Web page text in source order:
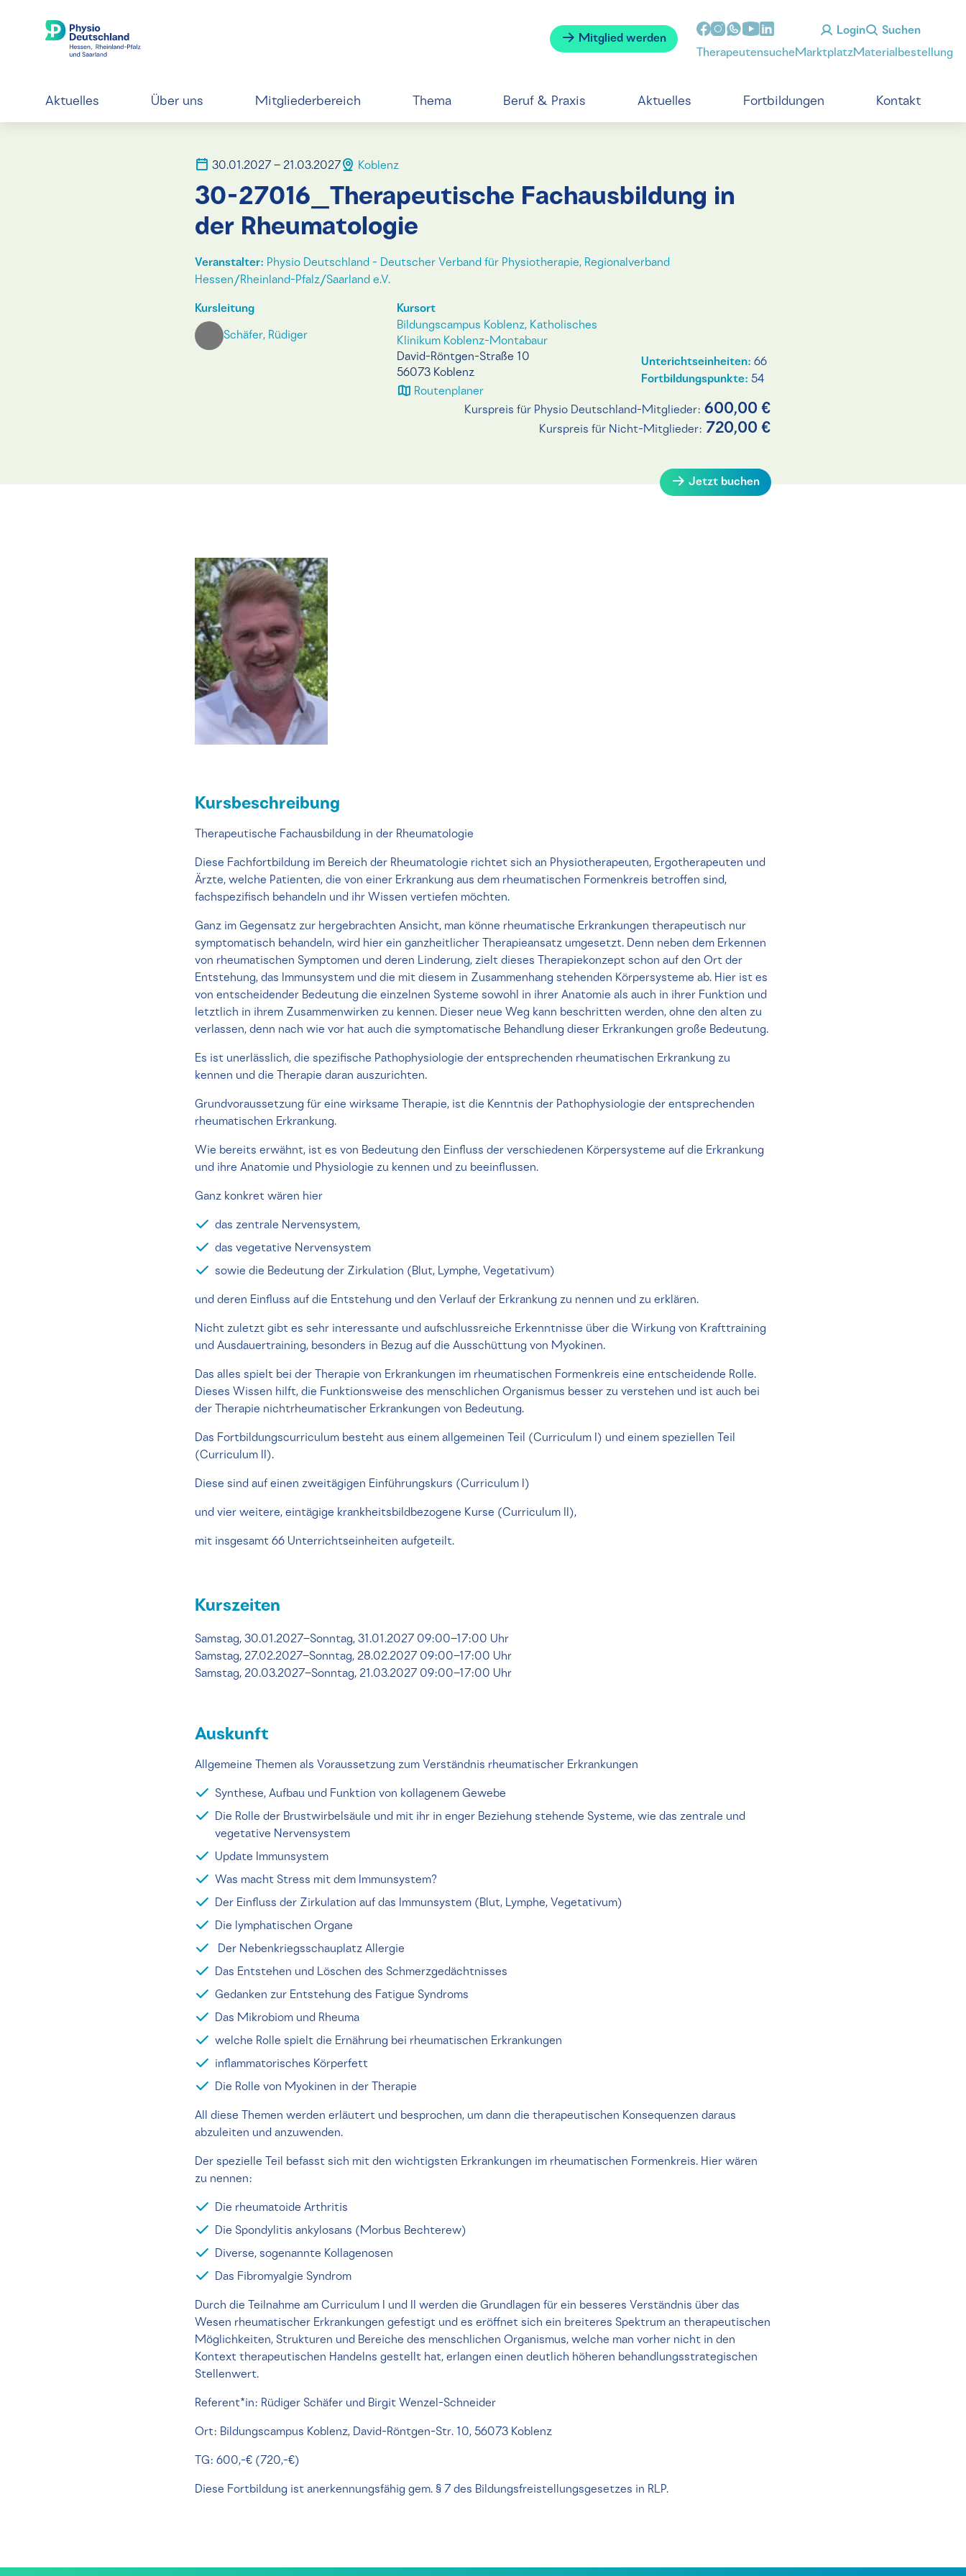
Mitglied werden
Login Suchen
Therapeutensuche Marktplatz Materialbestellung
Aktuelles Über uns Mitgliederbereich Thema Beruf & Praxis Aktuelles Fortbildungen Kontakt
30.01.2027 – 21.03.2027 Koblenz
30-27016_Therapeutische Fachausbildung in
der Rheumatologie
Veranstalter: Physio Deutschland - Deutscher Verband für Physiotherapie, Regionalverband
Hessen/Rheinland-Pfalz/Saarland e.V.
Kursleitung
Schäfer, Rüdiger
Kursort
Bildungscampus Koblenz, Katholisches
Klinikum Koblenz-Montabaur
David-Röntgen-Straße 10
56073 Koblenz
Routenplaner
Unterichtseinheiten: 66
Fortbildungspunkte: 54
Kurspreis für Physio Deutschland-Mitglieder: 600,00 €
Kurspreis für Nicht-Mitglieder: 720,00 €
Jetzt buchen
Kursbeschreibung
Therapeutische Fachausbildung in der Rheumatologie
Diese Fachfortbildung im Bereich der Rheumatologie richtet sich an Physiotherapeuten, Ergotherapeuten und
Ärzte, welche Patienten, die von einer Erkrankung aus dem rheumatischen Formenkreis betroffen sind,
fachspezifisch behandeln und ihr Wissen vertiefen möchten.
Ganz im Gegensatz zur hergebrachten Ansicht, man könne rheumatische Erkrankungen therapeutisch nur
symptomatisch behandeln, wird hier ein ganzheitlicher Therapieansatz umgesetzt. Denn neben dem Erkennen
von rheumatischen Symptomen und deren Linderung, zielt dieses Therapiekonzept schon auf den Ort der
Entstehung, das Immunsystem und die mit diesem in Zusammenhang stehenden Körpersysteme ab. Hier ist es
von entscheidender Bedeutung die einzelnen Systeme sowohl in ihrer Anatomie als auch in ihrer Funktion und
letztlich in ihrem Zusammenwirken zu kennen. Dieser neue Weg kann beschritten werden, ohne den alten zu
verlassen, denn nach wie vor hat auch die symptomatische Behandlung dieser Erkrankungen große Bedeutung.
Es ist unerlässlich, die spezifische Pathophysiologie der entsprechenden rheumatischen Erkrankung zu
kennen und die Therapie daran auszurichten.
Grundvoraussetzung für eine wirksame Therapie, ist die Kenntnis der Pathophysiologie der entsprechenden
rheumatischen Erkrankung.
Wie bereits erwähnt, ist es von Bedeutung den Einfluss der verschiedenen Körpersysteme auf die Erkrankung
und ihre Anatomie und Physiologie zu kennen und zu beeinflussen.
Ganz konkret wären hier
das zentrale Nervensystem,
das vegetative Nervensystem
sowie die Bedeutung der Zirkulation (Blut, Lymphe, Vegetativum)
und deren Einfluss auf die Entstehung und den Verlauf der Erkrankung zu nennen und zu erklären.
Nicht zuletzt gibt es sehr interessante und aufschlussreiche Erkenntnisse über die Wirkung von Krafttraining
und Ausdauertraining, besonders in Bezug auf die Ausschüttung von Myokinen.
Das alles spielt bei der Therapie von Erkrankungen im rheumatischen Formenkreis eine entscheidende Rolle.
Dieses Wissen hilft, die Funktionsweise des menschlichen Organismus besser zu verstehen und ist auch bei
der Therapie nichtrheumatischer Erkrankungen von Bedeutung.
Das Fortbildungscurriculum besteht aus einem allgemeinen Teil (Curriculum I) und einem speziellen Teil
(Curriculum II).
Diese sind auf einen zweitägigen Einführungskurs (Curriculum I)
und vier weitere, eintägige krankheitsbildbezogene Kurse (Curriculum II),
mit insgesamt 66 Unterrichtseinheiten aufgeteilt.
Kurszeiten
Samstag, 30.01.2027–Sonntag, 31.01.2027 09:00–17:00 Uhr
Samstag, 27.02.2027–Sonntag, 28.02.2027 09:00–17:00 Uhr
Samstag, 20.03.2027–Sonntag, 21.03.2027 09:00–17:00 Uhr
Auskunft
Allgemeine Themen als Voraussetzung zum Verständnis rheumatischer Erkrankungen
Synthese, Aufbau und Funktion von kollagenem Gewebe
Die Rolle der Brustwirbelsäule und mit ihr in enger Beziehung stehende Systeme, wie das zentrale und
vegetative Nervensystem
Update Immunsystem
Was macht Stress mit dem Immunsystem?
Der Einfluss der Zirkulation auf das Immunsystem (Blut, Lymphe, Vegetativum)
Die lymphatischen Organe
Der Nebenkriegsschauplatz Allergie
Das Entstehen und Löschen des Schmerzgedächtnisses
Gedanken zur Entstehung des Fatigue Syndroms
Das Mikrobiom und Rheuma
welche Rolle spielt die Ernährung bei rheumatischen Erkrankungen
inflammatorisches Körperfett
Die Rolle von Myokinen in der Therapie
All diese Themen werden erläutert und besprochen, um dann die therapeutischen Konsequenzen daraus
abzuleiten und anzuwenden.
Der spezielle Teil befasst sich mit den wichtigsten Erkrankungen im rheumatischen Formenkreis. Hier wären
zu nennen:
Die rheumatoide Arthritis
Die Spondylitis ankylosans (Morbus Bechterew)
Diverse, sogenannte Kollagenosen
Das Fibromyalgie Syndrom
Durch die Teilnahme am Curriculum I und II werden die Grundlagen für ein besseres Verständnis über das
Wesen rheumatischer Erkrankungen gefestigt und es eröffnet sich ein breiteres Spektrum an therapeutischen
Möglichkeiten, Strukturen und Bereiche des menschlichen Organismus, welche man vorher nicht in den
Kontext therapeutischen Handelns gestellt hat, erlangen einen deutlich höheren behandlungsstrategischen
Stellenwert.
Referent*in: Rüdiger Schäfer und Birgit Wenzel-Schneider
Ort: Bildungscampus Koblenz, David-Röntgen-Str. 10, 56073 Koblenz
TG: 600,-€ (720,-€)
Diese Fortbildung ist anerkennungsfähig gem. § 7 des Bildungsfreistellungsgesetzes in RLP.